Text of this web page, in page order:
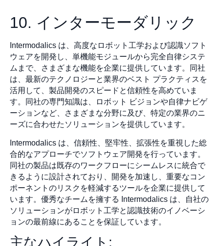
10. インターモーダリック
Intermodalics は、高度なロボット工学および認識ソフト
ウェアを開発し、単機能モジュールから完全自律システ
ムまで、さまざまな機能を企業に提供しています。同社
は、最新のテクノロジーと業界のベスト プラクティスを
活用して、製品開発のスピードと信頼性を高めていま
す。同社の専門知識は、ロボット ビジョンや自律ナビゲ
ーションなど、さまざまな分野に及び、特定の業界のニ
ーズに合わせたソリューションを提供しています。
Intermodalics は、信頼性、堅牢性、拡張性を重視した総
合的なアプローチでソフトウェア開発を行っています。
同社の製品は既存のワークフローにシームレスに統合で
きるように設計されており、開発を加速し、重要なコン
ポーネントのリスクを軽減するツールを企業に提供して
います。優秀なチームを擁する Intermodalics は、自社の
ソリューションがロボット工学と認識技術のイノベーシ
ョンの最前線にあることを保証しています。
主なハイライト: